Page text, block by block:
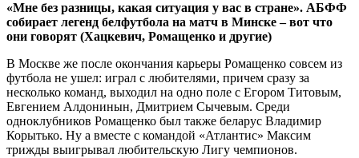
«Мне без разницы, какая ситуация у вас в стране». АБФФ
собирает легенд белфутбола на матч в Минске – вот что
они говорят (Хацкевич, Ромащенко и другие)
В Москве же после окончания карьеры Ромащенко совсем из
футбола не ушел: играл с любителями, причем сразу за
несколько команд, выходил на одно поле с Егором Титовым,
Евгением Алдонинын, Дмитрием Сычевым. Среди
одноклубников Ромащенко был также беларус Владимир
Корытько. Ну а вместе с командой «Атлантис» Максим
трижды выигрывал любительскую Лигу чемпионов.